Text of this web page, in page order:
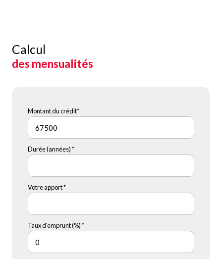
Calcul
des mensualités
Montant du crédit*
Durée (années) *
Votre apport *
Taux d'emprunt (%) *